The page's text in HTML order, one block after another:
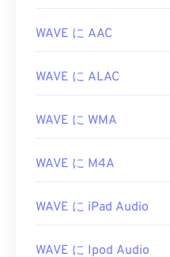
WAVE に AAC
WAVE に ALAC
WAVE に WMA
WAVE に M4A
WAVE に iPad Audio
WAVE に Ipod Audio